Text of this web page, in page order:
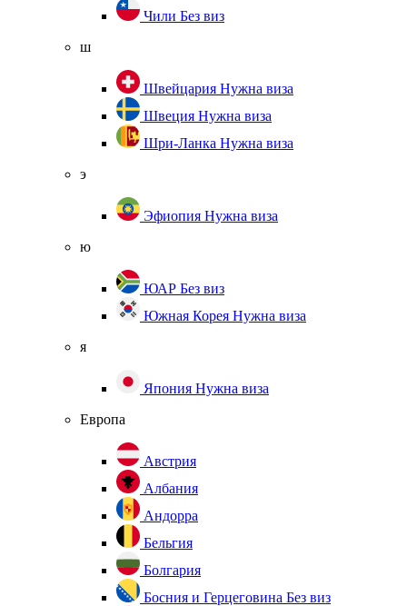
Чили Без виз
ш
Швейцария Нужна виза
Швеция Нужна виза
Шри-Ланка Нужна виза
э
Эфиопия Нужна виза
ю
ЮАР Без виз
Южная Корея Нужна виза
я
Япония Нужна виза
Европа
Австрия
Албания
Андорра
Бельгия
Болгария
Босния и Герцеговина Без виз